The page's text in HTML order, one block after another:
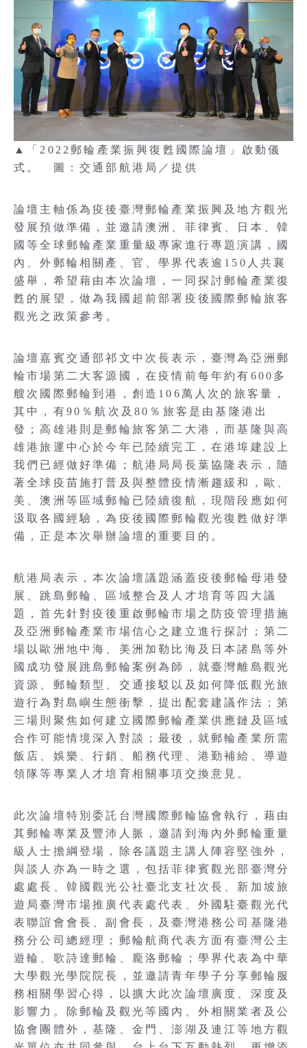
▲「2022郵輪產業振興復甦國際論壇」啟動儀
式。 圖：交通部航港局／提供
論壇主軸係為疫後臺灣郵輪產業振興及地方觀光
發展預做準備，並邀請澳洲、菲律賓、日本、韓
國等全球郵輪產業重量級專家進行專題演講，國
內、外郵輪相關產、官、學界代表逾150人共襄
盛舉，希望藉由本次論壇，一同探討郵輪產業復
甦的展望，做為我國超前部署疫後國際郵輪旅客
觀光之政策參考。
論壇嘉賓交通部祁文中次長表示，臺灣為亞洲郵
輪市場第二大客源國，在疫情前每年約有600多
艘次國際郵輪到港，創造106萬人次的旅客量，
其中，有90％航次及80％旅客是由基隆港出
發；高雄港則是郵輪旅客第二大港，而基隆與高
雄港旅運中心於今年已陸續完工，在港埠建設上
我們已經做好準備；航港局局長葉協隆表示，隨
著全球疫苗施打普及與整體疫情漸趨緩和，歐、
美、澳洲等區域郵輪已陸續復航，現階段應如何
汲取各國經驗，為疫後國際郵輪觀光復甦做好準
備，正是本次舉辦論壇的重要目的。
航港局表示，本次論壇議題涵蓋疫後郵輪母港發
展、跳島郵輪、區域整合及人才培育等四大議
題，首先針對疫後重啟郵輪市場之防疫管理措施
及亞洲郵輪產業市場信心之建立進行探討；第二
場以歐洲地中海、美洲加勒比海及日本諸島等外
國成功發展跳島郵輪案例為師，就臺灣離島觀光
資源、郵輪類型、交通接駁以及如何降低觀光旅
遊行為對島嶼生態衝擊，提出配套建議作法；第
三場則聚焦如何建立國際郵輪產業供應鏈及區域
合作可能情境深入對談；最後，就郵輪產業所需
飯店、娛樂、行銷、船務代理、港勤補給、導遊
領隊等專業人才培育相關事項交換意見。
此次論壇特別委託台灣國際郵輪協會執行，藉由
其郵輪專業及豐沛人脈，邀請到海內外郵輪重量
級人士擔綱登場，除各議題主講人陣容堅強外，
與談人亦為一時之選，包括菲律賓觀光部臺灣分
處處長、韓國觀光公社臺北支社次長、新加坡旅
遊局臺灣市場推廣代表處代表、外國駐臺觀光代
表聯誼會會長、副會長，及臺灣港務公司基隆港
務分公司總經理；郵輪航商代表方面有臺灣公主
遊輪、歌詩達郵輪、龐洛郵輪；學界代表為中華
大學觀光學院院長，並邀請青年學子分享郵輪服
務相關學習心得，以擴大此次論壇廣度、深度及
影響力。除郵輪及觀光等國內、外相關業者及公
協會團體外，基隆、金門、澎湖及連江等地方觀